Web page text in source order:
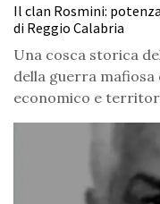
Il clan Rosmini:
di Reggio Calabria
Una cosca storica
della guerra
economico e